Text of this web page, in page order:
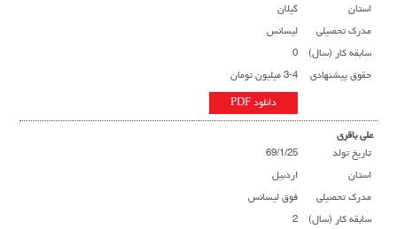
استان
گیلان
مدرک تحصیلی
لیسانس
سابقه کار (سال)
0
حقوق پیشنهادی
3-4 میلیون تومان
دانلود PDF
علی باقری
تاریخ تولد
69/1/25
استان
اردبیل
مدرک تحصیلی
فوق لیسانس
سابقه کار (سال)
2